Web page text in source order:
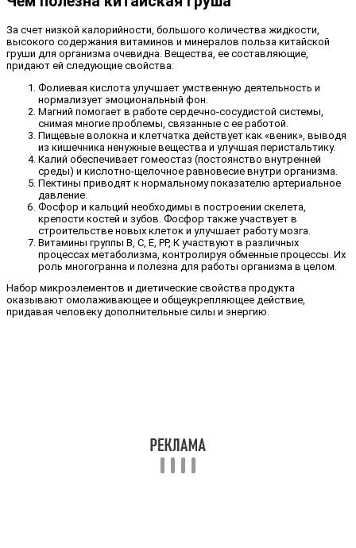
За счет низкой калорийности, большого количества жидкости,
высокого содержания витаминов и минералов польза китайской
груши для организма очевидна. Вещества, ее составляющие,
придают ей следующие свойства:
Фолиевая кислота улучшает умственную деятельность и
нормализует эмоциональный фон.
Магний помогает в работе сердечно-сосудистой системы,
снимая многие проблемы, связанные с ее работой.
Пищевые волокна и клетчатка действует как «веник», выводя
из кишечника ненужные вещества и улучшая перистальтику.
Калий обеспечивает гомеостаз (постоянство внутренней
среды) и кислотно-щелочное равновесие внутри организма.
Пектины приводят к нормальному показателю артериальное
давление.
Фосфор и кальций необходимы в построении скелета,
крепости костей и зубов. Фосфор также участвует в
строительстве новых клеток и улучшает работу мозга.
Витамины группы В, С, Е, РР, К участвуют в различных
процессах метаболизма, контролируя обменные процессы. Их
роль многогранна и полезна для работы организма в целом.
Набор микроэлементов и диетические свойства продукта
оказывают омолаживающее и общеукрепляющее действие,
придавая человеку дополнительные силы и энергию.